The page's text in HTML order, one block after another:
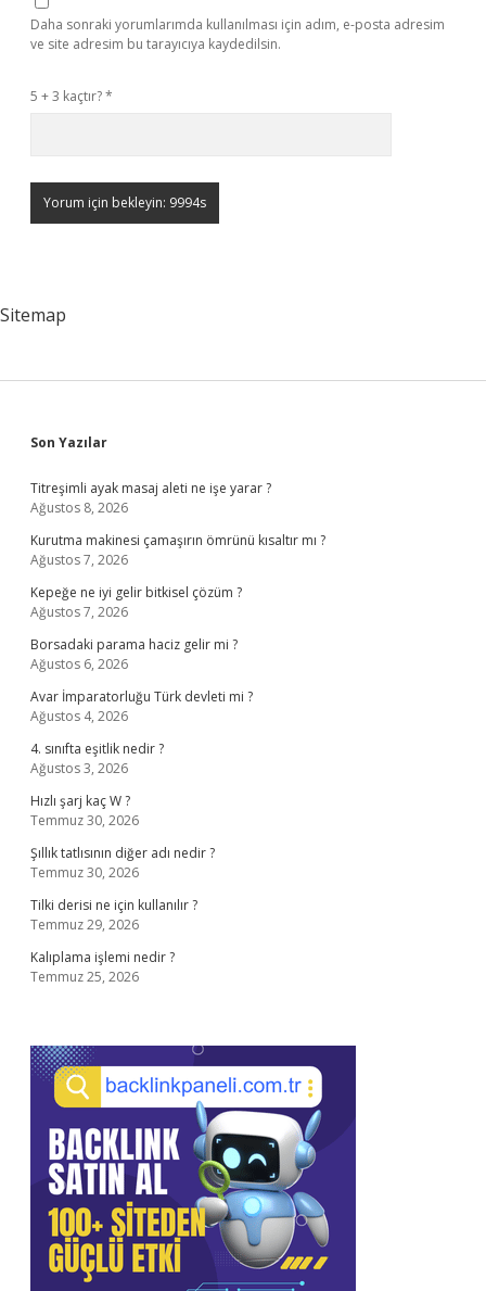
Daha sonraki yorumlarımda kullanılması için adım, e-posta adresim
ve site adresim bu tarayıcıya kaydedilsin.
5 + 3 kaçtır?*
Sitemap
Sidebar
Son Yazılar
Titreşimli ayak masaj aleti ne işe yarar ?
Ağustos 8, 2026
Kurutma makinesi çamaşırın ömrünü kısaltır mı ?
Ağustos 7, 2026
Kepeğe ne iyi gelir bitkisel çözüm ?
Ağustos 7, 2026
Borsadaki parama haciz gelir mi ?
Ağustos 6, 2026
Avar İmparatorluğu Türk devleti mi ?
Ağustos 4, 2026
4. sınıfta eşitlik nedir ?
Ağustos 3, 2026
Hızlı şarj kaç W ?
Temmuz 30, 2026
Şıllık tatlısının diğer adı nedir ?
Temmuz 30, 2026
Tilki derisi ne için kullanılır ?
Temmuz 29, 2026
Kalıplama işlemi nedir ?
Temmuz 25, 2026